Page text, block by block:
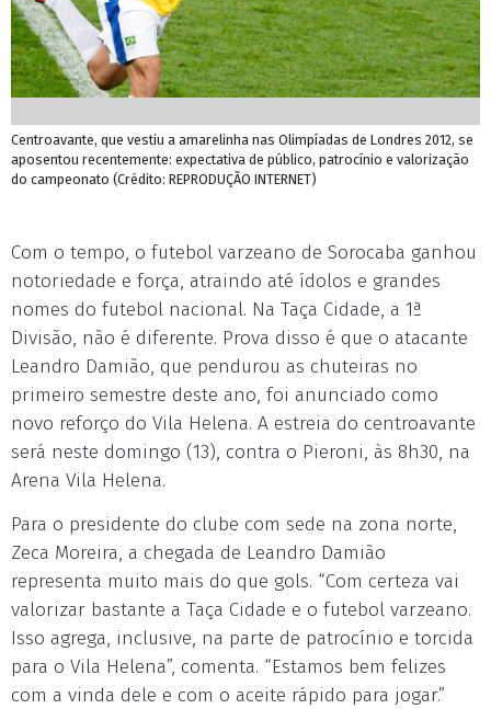
Centroavante, que vestiu a amarelinha nas Olimpíadas de Londres 2012, se
aposentou recentemente: expectativa de público, patrocínio e valorização
do campeonato (Crédito: REPRODUÇÃO INTERNET)
Com o tempo, o futebol varzeano de Sorocaba ganhou
notoriedade e força, atraindo até ídolos e grandes
nomes do futebol nacional. Na Taça Cidade, a 1ª
Divisão, não é diferente. Prova disso é que o atacante
Leandro Damião, que pendurou as chuteiras no
primeiro semestre deste ano, foi anunciado como
novo reforço do Vila Helena. A estreia do centroavante
será neste domingo (13), contra o Pieroni, às 8h30, na
Arena Vila Helena.
Para o presidente do clube com sede na zona norte,
Zeca Moreira, a chegada de Leandro Damião
representa muito mais do que gols. “Com certeza vai
valorizar bastante a Taça Cidade e o futebol varzeano.
Isso agrega, inclusive, na parte de patrocínio e torcida
para o Vila Helena”, comenta. “Estamos bem felizes
com a vinda dele e com o aceite rápido para jogar.”